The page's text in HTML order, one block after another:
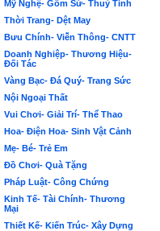
Mỹ Nghệ- Gốm Sứ- Thuỷ Tinh
Thời Trang- Dệt May
Bưu Chính- Viễn Thông- CNTT
Doanh Nghiệp- Thương Hiệu-
Đối Tác
Vàng Bạc- Đá Quý- Trang Sức
Nội Ngoại Thất
Vui Chơi- Giải Trí- Thể Thao
Hoa- Điện Hoa- Sinh Vật Cảnh
Mẹ- Bé- Trẻ Em
Đồ Chơi- Quà Tặng
Pháp Luật- Công Chứng
Kinh Tế- Tài Chính- Thương
Mại
Thiết Kế- Kiến Trúc- Xây Dựng